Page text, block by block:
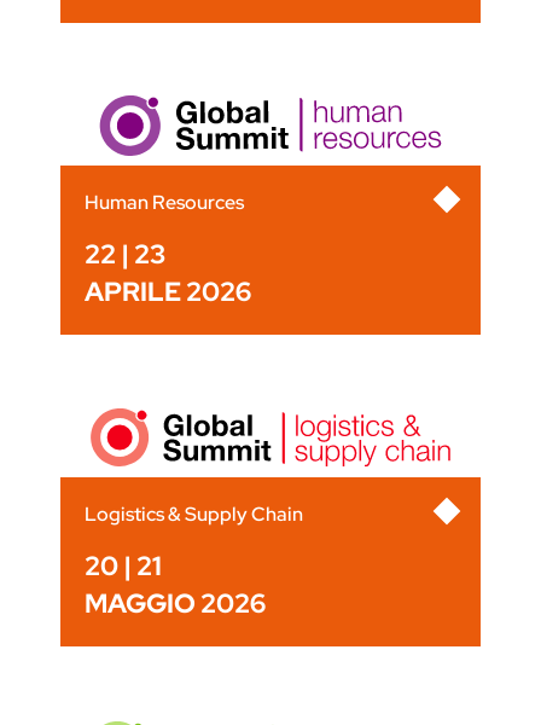
Human Resources
22 | 23
APRILE 2026
Logistics & Supply Chain
20 | 21
MAGGIO 2026